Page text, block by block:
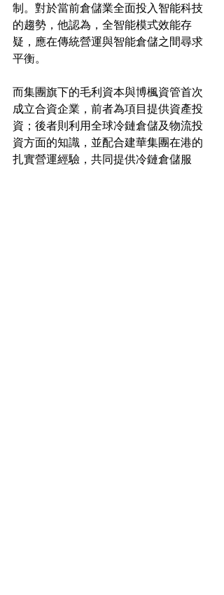
制。對於當前倉儲業全面投入智能科技
的趨勢，他認為，全智能模式效能存
疑，應在傳統營運與智能倉儲之間尋求
平衡。
而集團旗下的毛利資本與博楓資管首次
成立合資企業，前者為項目提供資產投
資；後者則利用全球冷鏈倉儲及物流投
資方面的知識，並配合建華集團在港的
扎實營運經驗，共同提供冷鏈倉儲服